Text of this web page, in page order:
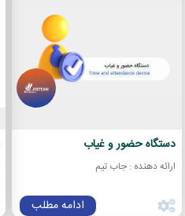
دستگاه حضور و غیاب
ارائه دهنده : جاب تیم
ادامه مطلب